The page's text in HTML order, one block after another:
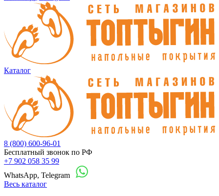
Каталог
8 (800) 600-96-01
Бесплатный звонок по РФ
+7 902 058 35 99
WhatsApp, Telegram
Весь каталог